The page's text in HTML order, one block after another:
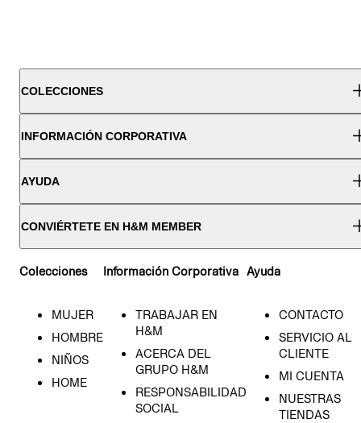
COLECCIONES
INFORMACIÓN CORPORATIVA
AYUDA
CONVIÉRTETE EN H&M MEMBER
Colecciones
MUJER
HOMBRE
NIÑOS
HOME
Información Corporativa
TRABAJAR EN
H&M
ACERCA DEL
GRUPO H&M
RESPONSABILIDAD
SOCIAL
Ayuda
CONTACTO
SERVICIO AL
CLIENTE
MI CUENTA
NUESTRAS
TIENDAS